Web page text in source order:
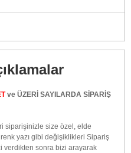
ve ÜZERİ SAYILARDA SİPARİŞ
siparişinizle size özel, elde
yazı gibi değişiklikleri Sipariş
verdikten sonra bizi arayarak